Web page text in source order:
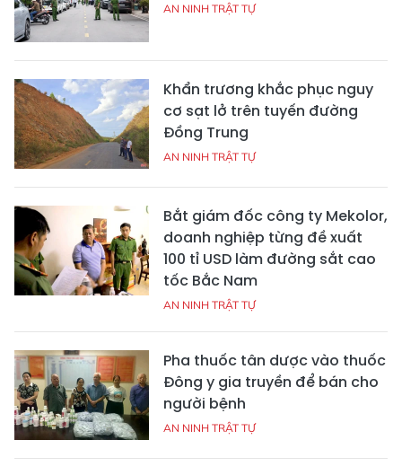
AN NINH TRẬT TỰ
Khẩn trương khắc phục nguy
cơ sạt lở trên tuyến đường
Đồng Trung
AN NINH TRẬT TỰ
Bắt giám đốc công ty Mekolor,
doanh nghiệp từng đề xuất
100 tỉ USD làm đường sắt cao
tốc Bắc Nam
AN NINH TRẬT TỰ
Pha thuốc tân dược vào thuốc
Đông y gia truyền để bán cho
người bệnh
AN NINH TRẬT TỰ